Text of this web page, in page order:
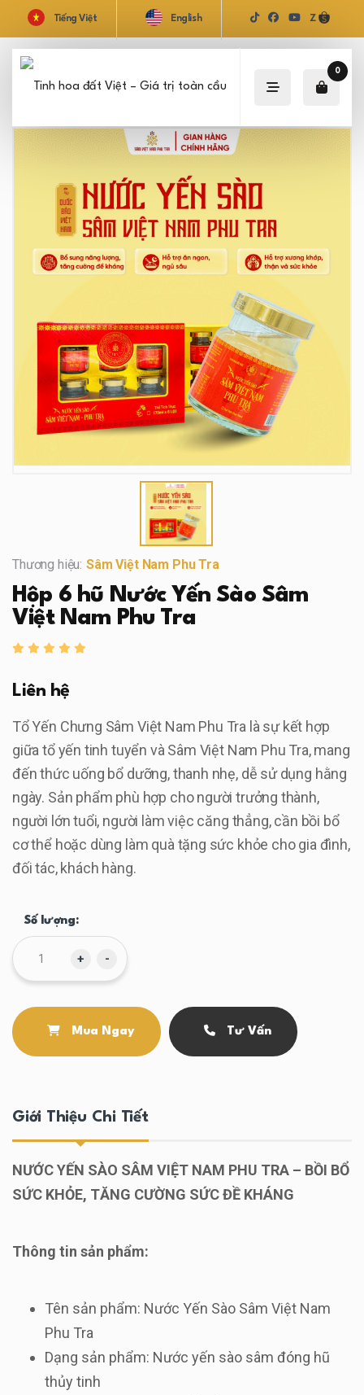
Tiếng Việt English Z
0
Thương hiệu: Sâm Việt Nam Phu Tra
Hộp 6 hũ Nước Yến Sào Sâm
Việt Nam Phu Tra
Liên hệ
Tổ Yến Chưng Sâm Việt Nam Phu Tra là sự kết hợp
giữa tổ yến tinh tuyển và Sâm Việt Nam Phu Tra, mang
đến thức uống bổ dưỡng, thanh nhẹ, dễ sử dụng hằng
ngày. Sản phẩm phù hợp cho người trưởng thành,
người lớn tuổi, người làm việc căng thẳng, cần bồi bổ
cơ thể hoặc dùng làm quà tặng sức khỏe cho gia đình,
đối tác, khách hàng.
Số lượng:
-
+
Mua Ngay Tư Vấn
Giới Thiệu Chi Tiết
NƯỚC YẾN SÀO SÂM VIỆT NAM PHU TRA – BỒI BỔ
SỨC KHỎE, TĂNG CƯỜNG SỨC ĐỀ KHÁNG
Thông tin sản phẩm:
Tên sản phẩm: Nước Yến Sào Sâm Việt Nam
Phu Tra
Dạng sản phẩm: Nước yến sào sâm đóng hũ
thủy tinh